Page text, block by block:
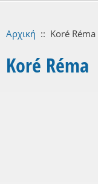
Αρχική :: Koré Réma
Koré Réma